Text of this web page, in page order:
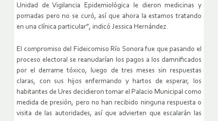
Unidad de Vigilancia Epidemiológica le dieron medicinas y
pomadas pero no se curó, así que ahora la estamos tratando
en una clínica particular”, indicó Jessica Hernández.
El compromiso del Fideicomiso Río Sonora fue que pasando el
proceso electoral se reanudarían los pagos a los damnificados
por el derrame tóxico, luego de tres meses sin respuestas
claras, con sus hijos enfermando y hartos de esperar, los
habitantes de Ures decidieron tomar el Palacio Municipal como
medida de presión, pero no han recibido ninguna respuesta o
visita de las autoridades, así que advierten que escalarán las